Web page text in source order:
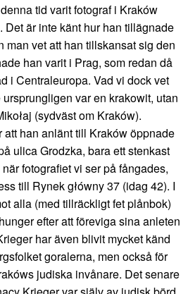
tid varit fotograf i Kraków
är inte känt hur han tillägnade
man vet att han tillskansat sig den
han varit i Prag, som redan då
i Centraleuropa. Vad vi dock vet
var en krakowit, utan
(sydväst om Kraków).
att han anlänt till Kraków öppnade
ulica Grodzka, bara ett stenkast
fotografiet vi ser på fångades,
till Rynek główny 37 (idag 42). I
alla (med tillräckligt fet plånbok)
efter att föreviga sina anleten
har även blivit mycket känd
goralerna, men också för
judiska invånare. Det senare